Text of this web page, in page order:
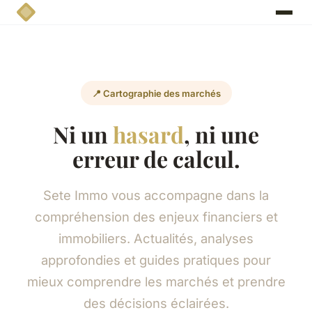
📍 Cartographie des marchés
Ni un hasard, ni une
erreur de calcul.
Sete Immo vous accompagne dans la
compréhension des enjeux financiers et
immobiliers. Actualités, analyses
approfondies et guides pratiques pour
mieux comprendre les marchés et prendre
des décisions éclairées.